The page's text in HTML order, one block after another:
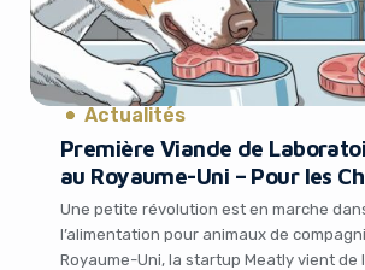
Actualités
Première Viande de
au Royaume-Uni – Pour les
Une petite révolution est en marche
l’alimentation pour animaux de
Royaume-Uni, la startup Meatly vient de